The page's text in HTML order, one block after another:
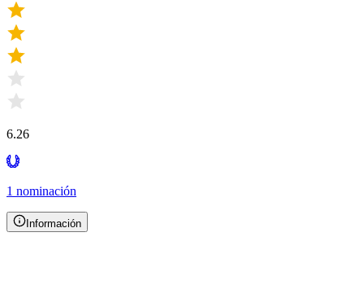
6.26
1 nominación
Información